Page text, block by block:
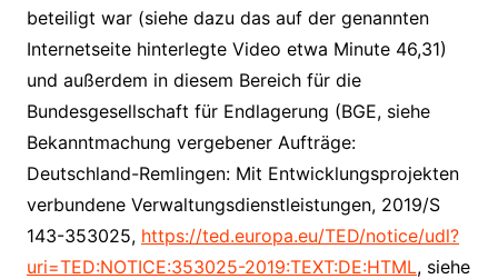
beteiligt war (siehe dazu das auf der genannten
Internetseite hinterlegte Video etwa Minute 46,31)
und außerdem in diesem Bereich für die
Bundesgesellschaft für Endlagerung (BGE, siehe
Bekanntmachung vergebener Aufträge:
Deutschland-Remlingen: Mit Entwicklungsprojekten
verbundene Verwaltungsdienstleistungen, 2019/S
143-353025, https://ted.europa.eu/TED/notice/udl?
uri=TED:NOTICE:353025-2019:TEXT:DE:HTML, siehe